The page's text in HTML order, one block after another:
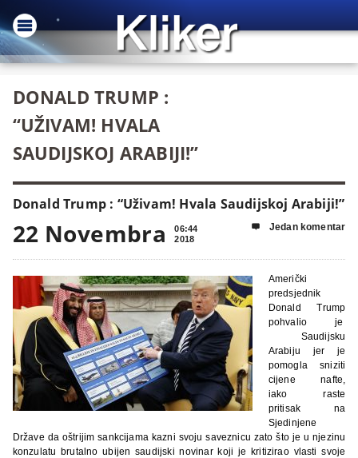
DONALD TRUMP :
“UŽIVAM! HVALA
SAUDIJSKOJ ARABIJI!”
Donald Trump : “Uživam! Hvala Saudijskoj Arabiji!”
22 Novembra
06:44
2018
 Jedan komentar
Američki
predsjednik
Donald Trump
pohvalio je
Saudijsku
Arabiju jer je
pomogla sniziti
cijene nafte,
iako raste
pritisak na
Sjedinjene
Države da oštrijim sankcijama kazni svoju saveznicu zato što je u njezinu
konzulatu brutalno ubijen saudijski novinar koji je kritizirao vlasti svoje